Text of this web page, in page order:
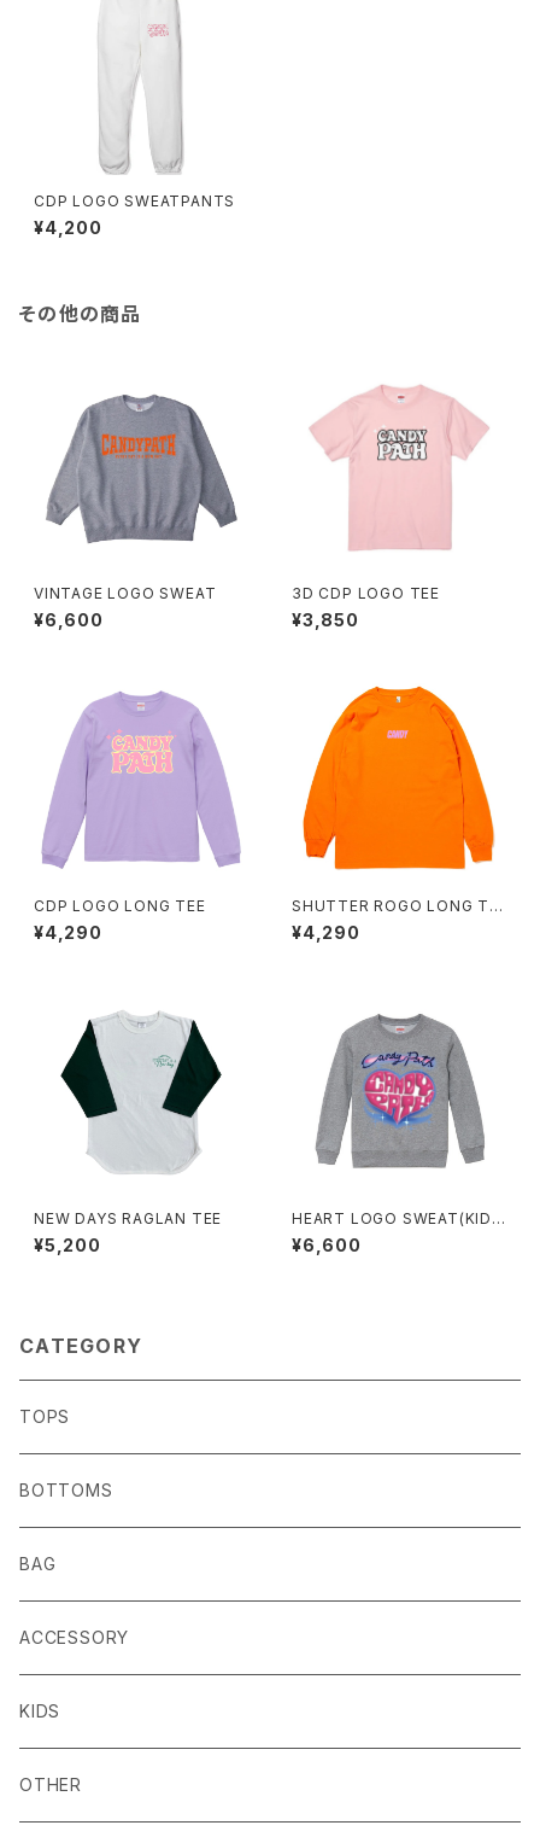
CDP LOGO SWEATPANTS
¥4,200
その他の商品
VINTAGE LOGO SWEAT
¥6,600
3D CDP LOGO TEE
¥3,850
CDP LOGO LONG TEE
¥4,290
SHUTTER ROGO LONG TE
E
¥4,290
NEW DAYS RAGLAN TEE
¥5,200
HEART LOGO SWEAT(KID
S)
¥6,600
CATEGORY
TOPS
BOTTOMS
BAG
ACCESSORY
KIDS
OTHER